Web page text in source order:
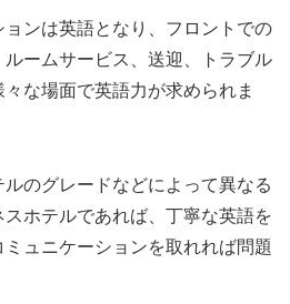
ンは英語となり、フロントでの
ームサービス、送迎、トラブル
な場面で英語力が求められま
のグレードなどによって異なる
ホテルであれば、丁寧な英語を
ュニケーションを取れれば問題